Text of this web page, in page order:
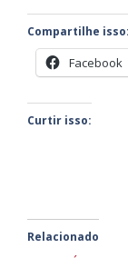
Compartilhe isso:
Facebook
Curtir isso:
Relacionado